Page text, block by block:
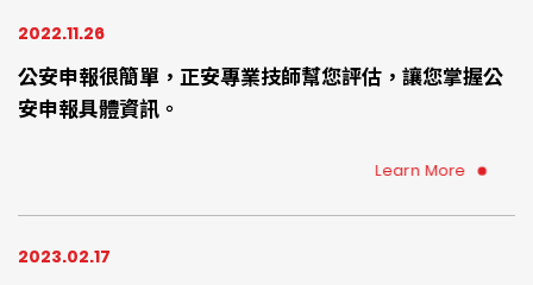
2022.11.26
公安申報很簡單，正安專業技師幫您評估，讓您掌握公
安申報具體資訊。
Learn More
2023.02.17